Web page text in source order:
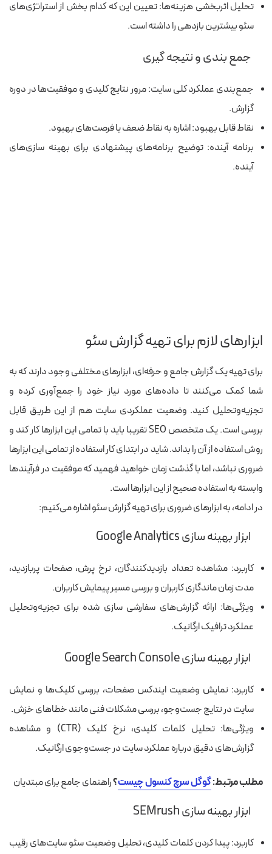
تحلیل اثربخشی هزینه‌ها: تعیین این که کدام بخش از استراتژی‌های
سئو بیشترین بازدهی را داشته است.
جمع بندی و نتیجه گیری
جمع‌بندی عملکرد کلی سایت: مرور نتایج کلیدی و موفقیت‌ها در دوره
گزارش.
نقاط قابل بهبود: اشاره به نقاط ضعف یا فرصت‌های بهبود.
برنامه آینده: توضیح برنامه‌های پیشنهادی برای بهینه‌ سازی‌های
آینده.
ابزارهای لازم برای تهیه گزارش سئو
برای تهیه یک گزارش جامع و حرفه‌ای، ابزارهای مختلفی وجود دارند که به
شما کمک می‌کنند تا داده‌های مورد نیاز خود را جمع‌آوری کرده و
تجزیه‌وتحلیل کنید. وضعیت عملکردی سایت هم از این طریق قابل
بررسی است. یک متخصص SEO تقریبا باید با تمامی این ابزارها کار کند و
روش استفاده از آن را بداند. شاید در ابتدای کار استفاده از تمامی این ابزارها
ضروری نباشد، اما با گذشت زمان خواهید فهمید که موفقیت در فرآیندها
وابسته به استفاده صحیح از این ابزارها است.
در ادامه، به ابزارهای ضروری برای تهیه گزارش سئو اشاره می‌کنیم:
ابزار بهینه سازی Google Analytics
کاربرد: مشاهده تعداد بازدیدکنندگان، نرخ پرش، صفحات پربازدید،
مدت زمان ماندگاری کاربران و بررسی مسیر پیمایش کاربران.
ویژگی‌ها: ارائه گزارش‌های سفارشی‌ سازی‌ شده برای تجزیه‌وتحلیل
عملکرد ترافیک ارگانیک.
ابزار بهینه سازی Google Search Console
کاربرد: نمایش وضعیت ایندکس صفحات، بررسی کلیک‌ها و نمایش
سایت در نتایج جست‌وجو، بررسی مشکلات فنی مانند خطاهای خزش.
ویژگی‌ها: تحلیل کلمات کلیدی، نرخ کلیک (CTR) و مشاهده
گزارش‌های دقیق درباره عملکرد سایت در جست‌وجوی ارگانیک.
مطلب مرتبط:گوگل سرچ کنسول چیست؟راهنمای جامع برای مبتدیان
ابزار بهینه سازی SEMrush
کاربرد: پیدا کردن کلمات کلیدی، تحلیل وضعیت سئو سایت‌های رقیب